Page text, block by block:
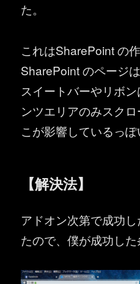
た。
これはSharePoint の
SharePoint のページ
スイートバーやリボ
ンツエリアのみスク
こが影響しているっぽ
【解決法】
アドオン次第で成功
たので、僕が成功した